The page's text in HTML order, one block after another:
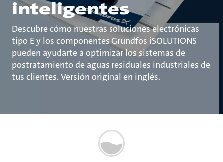
inteligentes
Descubre cómo nuestras soluciones electrónicas
tipo E y los componentes Grundfos iSOLUTIONS
pueden ayudarte a optimizar los sistemas de
postratamiento de aguas residuales industriales de
tus clientes. Versión original en inglés.